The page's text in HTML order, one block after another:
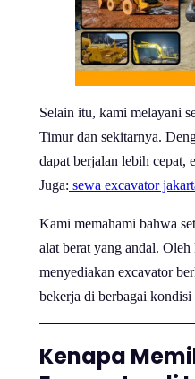
Selain itu, kami melayani
Timur dan sekitarnya.
dapat berjalan lebih cepat,
Juga: sewa excavator
Kami memahami bahwa
alat berat yang andal.
menyediakan excavator
bekerja di berbagai kondisi
Kenapa